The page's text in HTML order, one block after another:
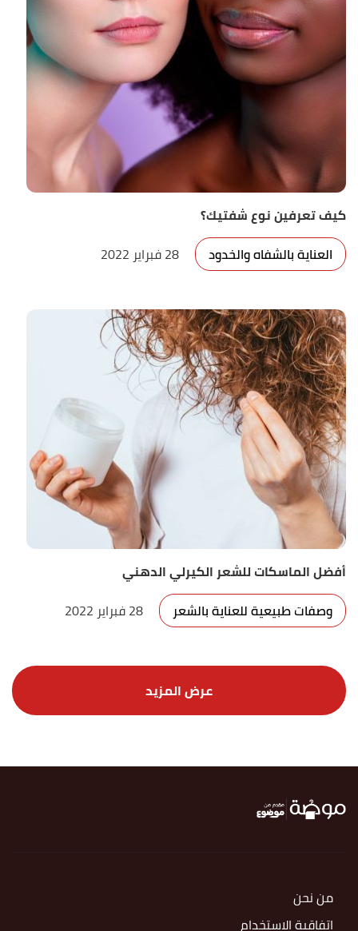
كيف تعرفين نوع شفتيك؟
العناية بالشفاه والخدود
28 فبراير 2022
أفضل الماسكات للشعر الكيرلي الدهني
وصفات طبيعية للعناية بالشعر
28 فبراير 2022
من نحن
اتفاقية الاستخدام